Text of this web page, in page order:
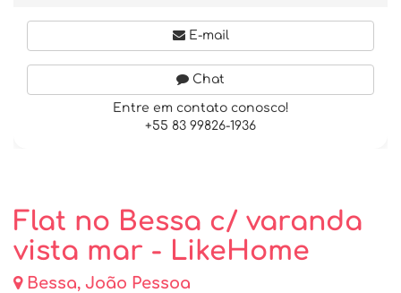
Flat no Bessa c/ varanda
vista mar - LikeHome
Bessa, João Pessoa
E-mail
Chat
Entre em contato conosco!
+55 83 99826-1936